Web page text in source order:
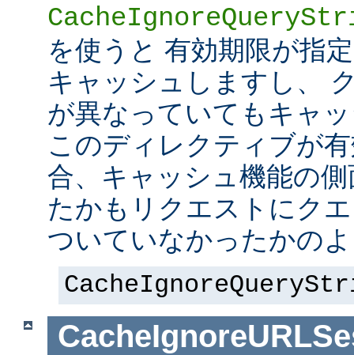
を使うと 有効期限が指
キャッシュしますし、
が異なっていてもキャ
このディレクティブが
合、キャッシュ機能の
たかもリクエストにク
ついていなかったかの